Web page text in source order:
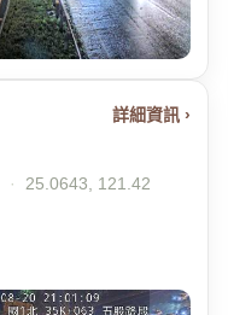
詳細資訊 ›
· 25.0643, 121.42